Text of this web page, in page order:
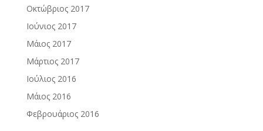
Οκτώβριος 2017
Ιούνιος 2017
Μάιος 2017
Μάρτιος 2017
Ιούλιος 2016
Μάιος 2016
Φεβρουάριος 2016